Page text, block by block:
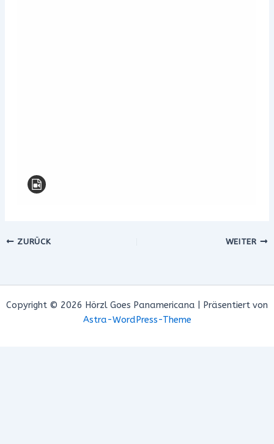
ZURÜCK WEITER
Copyright © 2026 Hörzl Goes Panamericana | Präsentiert von
Astra-WordPress-Theme